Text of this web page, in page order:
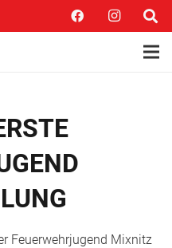
Feuerwehrjugend Mixnitz